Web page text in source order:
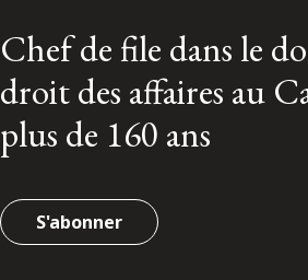
Chef de file dans le
droit des affaires au
plus de 160 ans
S'abonner